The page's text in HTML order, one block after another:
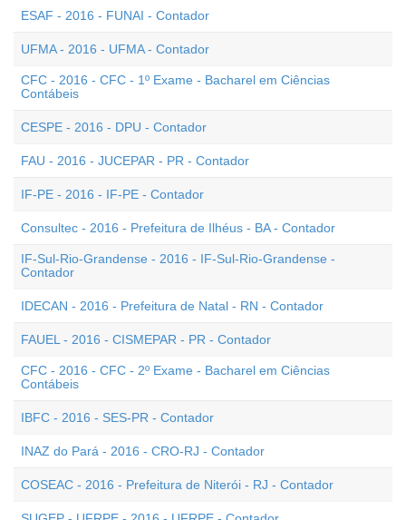
ESAF - 2016 - FUNAI - Contador
UFMA - 2016 - UFMA - Contador
CFC - 2016 - CFC - 1º Exame - Bacharel em Ciências
Contábeis
CESPE - 2016 - DPU - Contador
FAU - 2016 - JUCEPAR - PR - Contador
IF-PE - 2016 - IF-PE - Contador
Consultec - 2016 - Prefeitura de Ilhéus - BA - Contador
IF-Sul-Rio-Grandense - 2016 - IF-Sul-Rio-Grandense -
Contador
IDECAN - 2016 - Prefeitura de Natal - RN - Contador
FAUEL - 2016 - CISMEPAR - PR - Contador
CFC - 2016 - CFC - 2º Exame - Bacharel em Ciências
Contábeis
IBFC - 2016 - SES-PR - Contador
INAZ do Pará - 2016 - CRO-RJ - Contador
COSEAC - 2016 - Prefeitura de Niterói - RJ - Contador